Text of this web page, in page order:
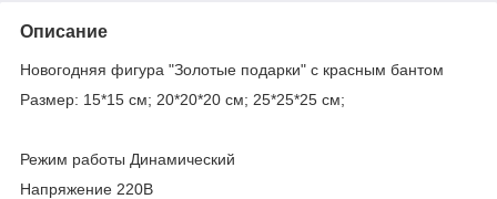
Описание
Новогодняя фигура "Золотые подарки" с красным бантом
Размер: 15*15 см; 20*20*20 см; 25*25*25 см;
Режим работы Динамический
Напряжение 220В